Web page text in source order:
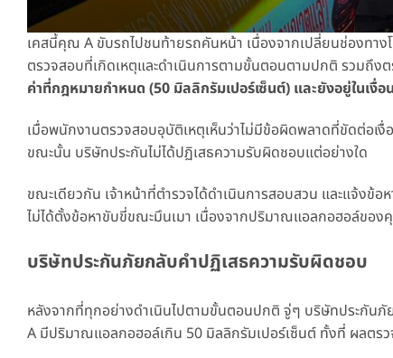
เคสนี้คุณ A ขับรถไปชนท้ายรถคันหน้า เนื่องจากเปลี่ยนช่องทาง
ตรวจสอบที่เกิดเหตุและดำเนินการตามขั้นตอนตามปกติ รวม
ค่าที่กฎหมายกำหนด (50 มิลลิกรัมเปอร์เซ็นต์) และยังอยู่ในเงื่
เมื่อพนักงานตรวจสอบอุบัติเหตุเห็นว่าไม่มีข้อผิดพลาดที่ขัดต่อเ
ขณะนั้น บริษัทประกันไม่ได้ปฏิเสธความรับผิดชอบแต่อย่างใด
ขณะเดียวกัน เจ้าหน้าที่ตำรวจได้ดำเนินการสอบสวน และแจ้ง
ไม่ได้ตั้งข้อหาขับขี่ขณะมึนเมา เนื่องจากปริมาณแอลกอฮอล์ขอ
บริษัทประกันภัยกลับคำปฏิเสธความรับผิดชอบ
หลังจากที่ทุกอย่างดำเนินไปตามขั้นตอนปกติ จู่ๆ บริษัทประกัน
A มีปริมาณแอลกอฮอล์เกิน 50 มิลลิกรัมเปอร์เซ็นต์ ทั้งที่ ผลตร